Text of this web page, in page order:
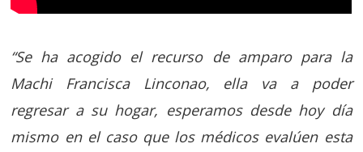
“Se ha acogido el recurso de amparo para la
Machi Francisca Linconao, ella va a poder
regresar a su hogar, esperamos desde hoy día
mismo en el caso que los médicos evalúen esta